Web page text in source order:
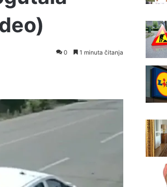
0 1 minuta čitanja